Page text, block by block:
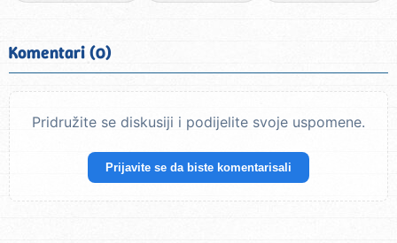
Komentari (0)
Pridružite se diskusiji i podijelite svoje uspomene.
Prijavite se da biste komentarisali